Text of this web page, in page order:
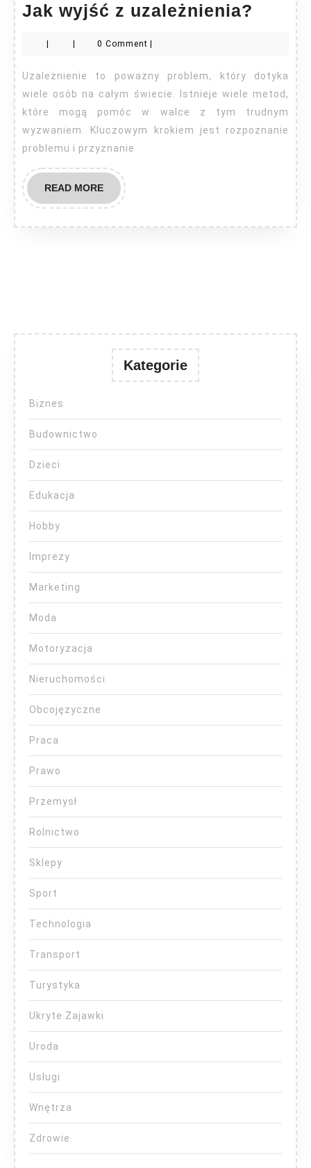
Jak wyjść z uzależnienia?
wyjść
0 Comment
Uzależnienie to poważny problem, który dotyka
wiele osób na całym świecie. Istnieje wiele metod,
które mogą pomóc w walce z tym trudnym
wyzwaniem. Kluczowym krokiem jest rozpoznanie
problemu i przyznanie
READ MOREREAD
MORE
Kategorie
Biznes
Budownictwo
Dzieci
Edukacja
Hobby
Imprezy
Marketing
Moda
Motoryzacja
Nieruchomości
Obcojęzyczne
Praca
Prawo
Przemysł
Rolnictwo
Sklepy
Sport
Technologia
Transport
Turystyka
Ukryte Zajawki
Uroda
Usługi
Wnętrza
Zdrowie